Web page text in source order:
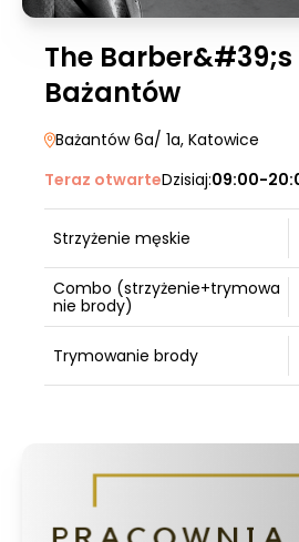
The Barber&#39;s
Bażantów
Bażantów 6a/ 1a, Katowice
Teraz otwarteDzisiaj:09:00-
Strzyżenie męskie
Combo (strzyżenie+trymowa
nie brody)
Trymowanie brody